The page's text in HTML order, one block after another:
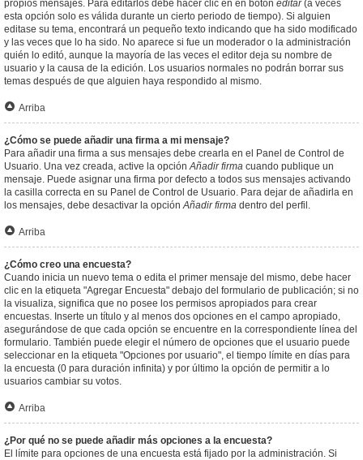
propios mensajes. Para editarlos debe hacer clic en en botón editar(a veces
esta opción solo es válida durante un cierto periodo de tiempo). Si alguien
editase su tema, encontrará un pequeño texto indicando que ha sido modificado
y las veces que lo ha sido. No aparece si fue un moderador o la administración
quién lo editó, aunque la mayoría de las veces el editor deja su nombre de
usuario y la causa de la edición. Los usuarios normales no podrán borrar sus
temas después de que alguien haya respondido al mismo.
Arriba
¿Cómo se puede añadir una firma a mi mensaje?
Para añadir una firma a sus mensajes debe crearla en el Panel de Control de
Usuario. Una vez creada, active la opciónAñadir firma cuando publique un
mensaje. Puede asignar una firma por defecto a todos sus mensajes activando
la casilla correcta en su Panel de Control de Usuario. Para dejar de añadirla en
los mensajes, debe desactivar la opciónAñadir firma dentro del perfil.
Arriba
¿Cómo creo una encuesta?
Cuando inicia un nuevo tema o edita el primer mensaje del mismo, debe hacer
clic en la etiqueta "Agregar Encuesta" debajo del formulario de publicación; si no
la visualiza, significa que no posee los permisos apropiados para crear
encuestas. Inserte un título y al menos dos opciones en el campo apropiado,
asegurándose de que cada opción se encuentre en la correspondiente línea del
formulario. También puede elegir el número de opciones que el usuario puede
seleccionar en la etiqueta "Opciones por usuario", el tiempo límite en días para
la encuesta (0 para duración infinita) y por último la opción de permitir a lo
usuarios cambiar su votos.
Arriba
¿Por qué no se puede añadir más opciones a la encuesta?
El límite para opciones de una encuesta está fijado por la administración. Si